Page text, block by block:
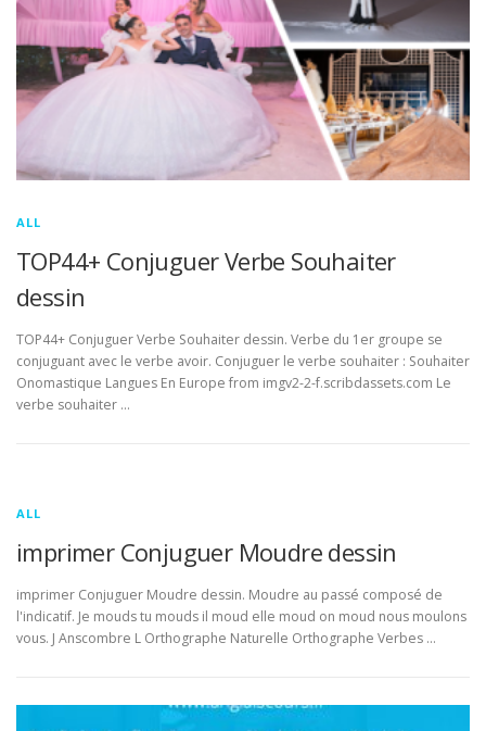
ALL
TOP44+ Conjuguer Verbe Souhaiter
dessin
TOP44+ Conjuguer Verbe Souhaiter dessin. Verbe du 1er groupe se
conjuguant avec le verbe avoir. Conjuguer le verbe souhaiter : Souhaiter
Onomastique Langues En Europe from imgv2-2-f.scribdassets.com Le
verbe souhaiter …
ALL
imprimer Conjuguer Moudre dessin
imprimer Conjuguer Moudre dessin. Moudre au passé composé de
l'indicatif. Je mouds tu mouds il moud elle moud on moud nous moulons
vous. J Anscombre L Orthographe Naturelle Orthographe Verbes …